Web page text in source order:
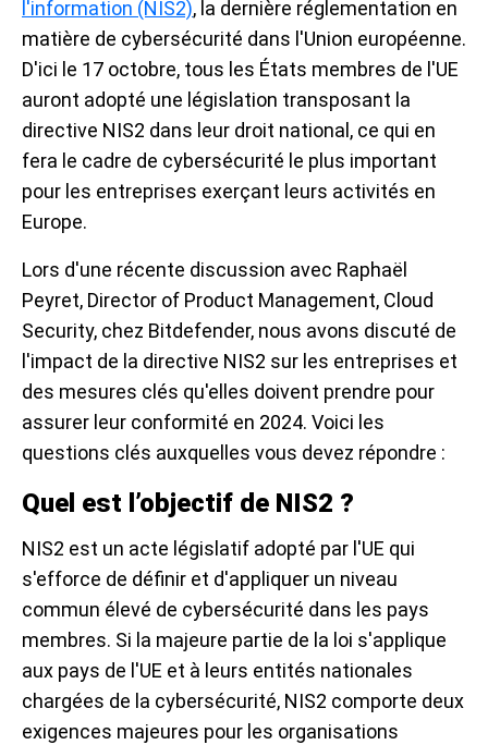
l'information (NIS2), la dernière réglementation en
matière de cybersécurité dans l'Union européenne.
D'ici le 17 octobre, tous les États membres de l'UE
auront adopté une législation transposant la
directive NIS2 dans leur droit national, ce qui en
fera le cadre de cybersécurité le plus important
pour les entreprises exerçant leurs activités en
Europe.
Lors d'une récente discussion avec Raphaël
Peyret, Director of Product Management, Cloud
Security, chez Bitdefender, nous avons discuté de
l'impact de la directive NIS2 sur les entreprises et
des mesures clés qu'elles doivent prendre pour
assurer leur conformité en 2024. Voici les
questions clés auxquelles vous devez répondre :
Quel est l’objectif de NIS2 ?
NIS2 est un acte législatif adopté par l'UE qui
s'efforce de définir et d'appliquer un niveau
commun élevé de cybersécurité dans les pays
membres. Si la majeure partie de la loi s'applique
aux pays de l'UE et à leurs entités nationales
chargées de la cybersécurité, NIS2 comporte deux
exigences majeures pour les organisations